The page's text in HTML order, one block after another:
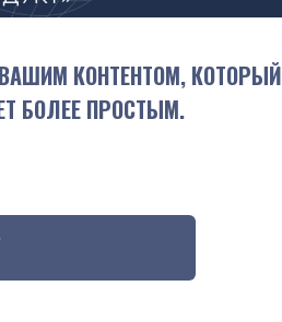
КОНТЕНТОМ, КОТОРЫЙ
БОЛЕЕ ПРОСТЫМ.